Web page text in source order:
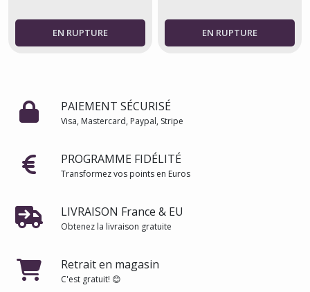
PAIEMENT SÉCURISÉ
Visa, Mastercard, Paypal, Stripe
PROGRAMME FIDÉLITÉ
Transformez vos points en Euros
LIVRAISON France & EU
Obtenez la livraison gratuite
Retrait en magasin
C'est gratuit! 😊